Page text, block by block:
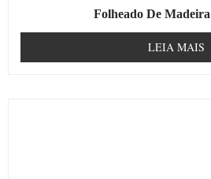
Folheado De
LEIA MAIS